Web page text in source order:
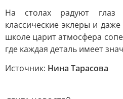
На столах радуют глаз
классические эклеры и
школе царит атмосфера
где каждая деталь имеет
Источник: Нина Тарасова